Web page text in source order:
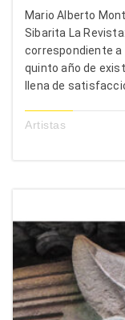
Mario Alberto
Sibarita La
correspondiente a
quinto año de
llena de
Artistas